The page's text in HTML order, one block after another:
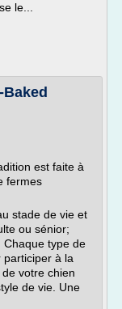
le...
est faite à
fermes
stade de vie et
ou sénior;
Chaque type de
à la
votre chien
de vie. Une